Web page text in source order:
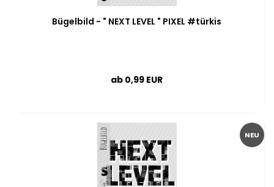
Bügelbild - " NEXT LEVEL " PIXEL #türkis
ab 0,99 EUR
NEU